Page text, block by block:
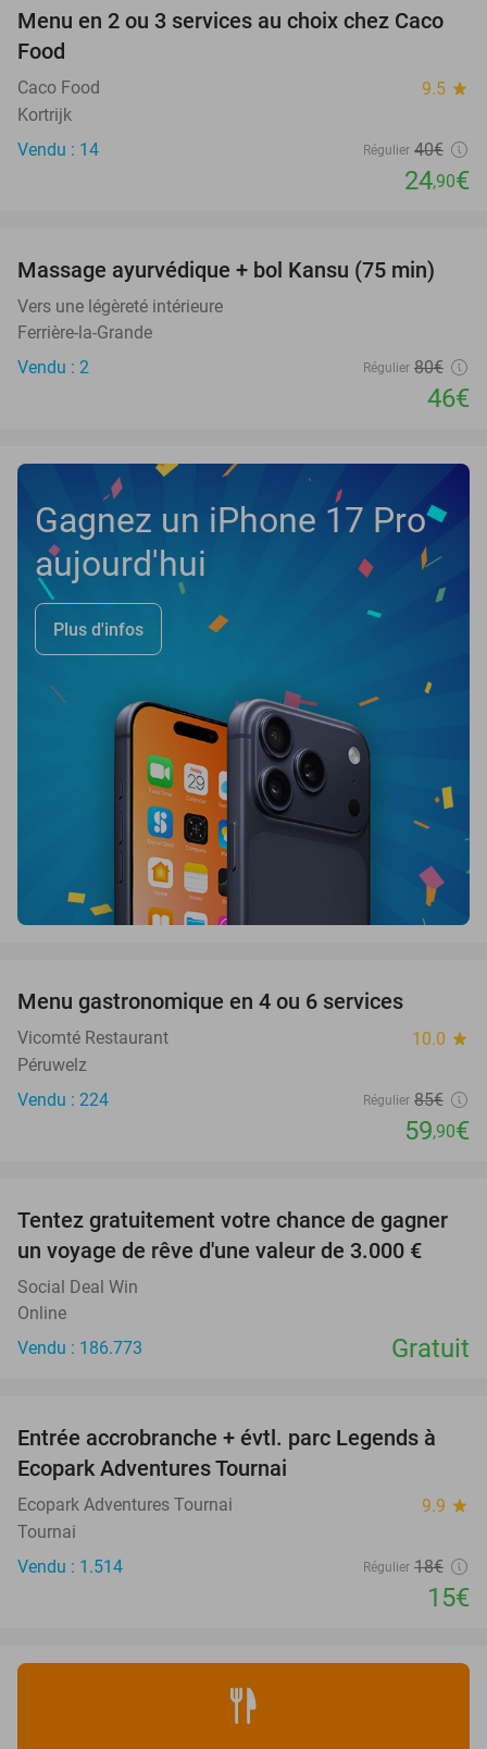
38%
TODAY
Menu en 2 ou 3 services au choix chez Caco
Food
Caco Food 9.5 star
Kortrijk
Vendu : 14
Régulier 40€
24,90€
43%
TODAY
Massage ayurvédique + bol Kansu (75 min)
Vers une légèreté intérieure
Ferrière-la-Grande
Vendu : 2
Régulier 80€
46€
Gagnez un iPhone 17 Pro
aujourd'hui
Plus d'infos
Menu gastronomique en 4 ou 6 services
Vicomté Restaurant 10.0 star
Péruwelz
Vendu : 224
Régulier 85€
59,90€
Tentez gratuitement votre chance de gagner
un voyage de rêve d'une valeur de 3.000 €
Social Deal Win
Online
Vendu : 186.773
Gratuit
17%
Entrée accrobranche + évtl. parc Legends à
Ecopark Adventures Tournai
Ecopark Adventures Tournai 9.9 star
Tournai
Vendu : 1.514
Régulier 18€
15€